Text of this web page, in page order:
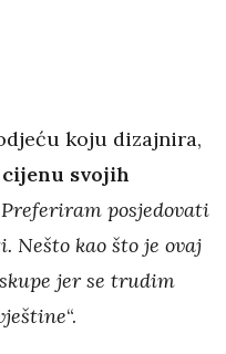
koju dizajnira,
svojih
Preferiram posjedovati
Nešto kao što je ovaj
jer se trudim
“.